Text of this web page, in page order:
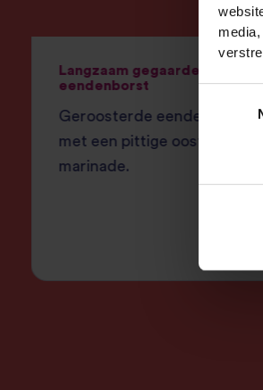
Langzaam gegaarde oosterse
eendenborst
Geroosterde eendenborst
met een pittige oosterse
marinade.